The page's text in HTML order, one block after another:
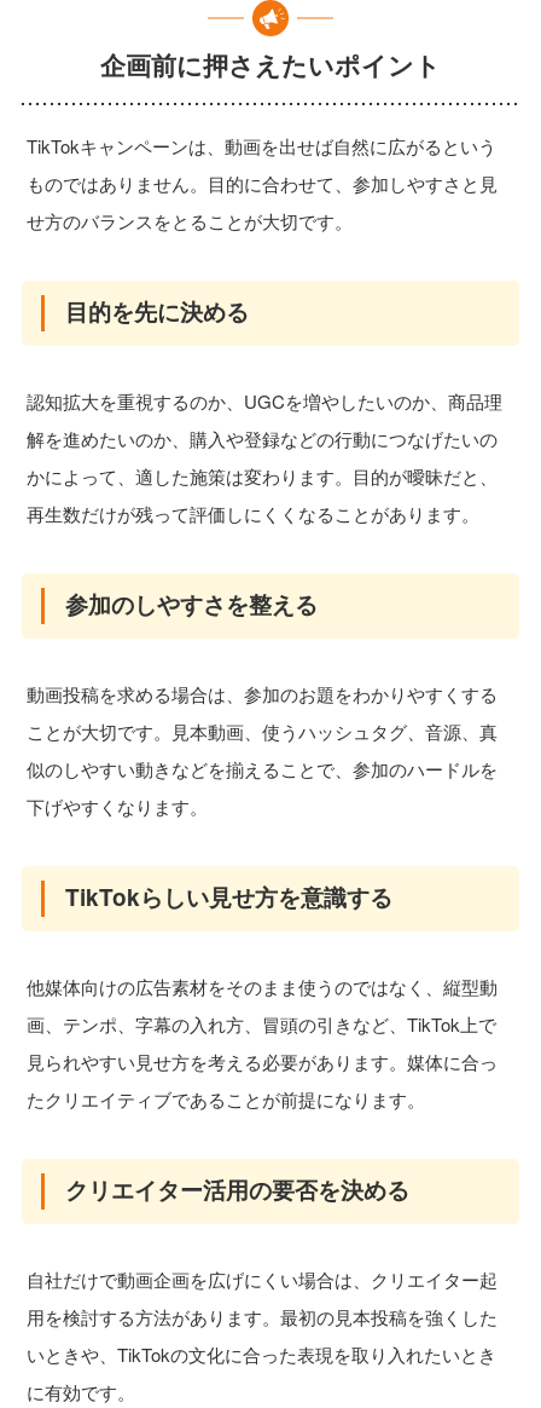
企画前に押さえたいポイント
TikTokキャンペーンは、動画を出せば自然に広がるという
ものではありません。目的に合わせて、参加しやすさと見
せ方のバランスをとることが大切です。
目的を先に決める
認知拡大を重視するのか、UGCを増やしたいのか、商品理
解を進めたいのか、購入や登録などの行動につなげたいの
かによって、適した施策は変わります。目的が曖昧だと、
再生数だけが残って評価しにくくなることがあります。
参加のしやすさを整える
動画投稿を求める場合は、参加のお題をわかりやすくする
ことが大切です。見本動画、使うハッシュタグ、音源、真
似のしやすい動きなどを揃えることで、参加のハードルを
下げやすくなります。
TikTokらしい見せ方を意識する
他媒体向けの広告素材をそのまま使うのではなく、縦型動
画、テンポ、字幕の入れ方、冒頭の引きなど、TikTok上で
見られやすい見せ方を考える必要があります。媒体に合っ
たクリエイティブであることが前提になります。
クリエイター活用の要否を決める
自社だけで動画企画を広げにくい場合は、クリエイター起
用を検討する方法があります。最初の見本投稿を強くした
いときや、TikTokの文化に合った表現を取り入れたいとき
に有効です。